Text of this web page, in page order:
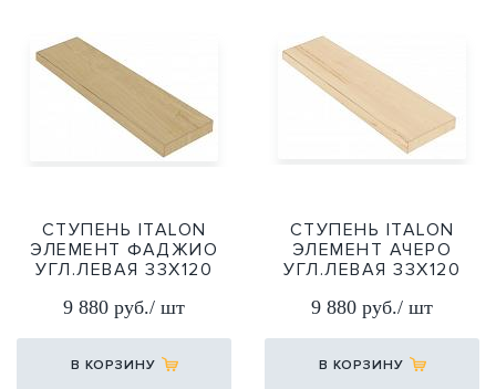
СТУПЕНЬ ITALON
ЭЛЕМЕНТ ФАДЖИО
УГЛ.ЛЕВАЯ 33Х120
9 880 руб./ шт
В КОРЗИНУ
СТУПЕНЬ ITALON
ЭЛЕМЕНТ АЧЕРО
УГЛ.ЛЕВАЯ 33Х120
9 880 руб./ шт
В КОРЗИНУ